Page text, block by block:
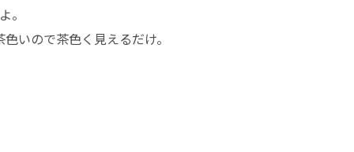
。
いので茶色く見えるだけ。